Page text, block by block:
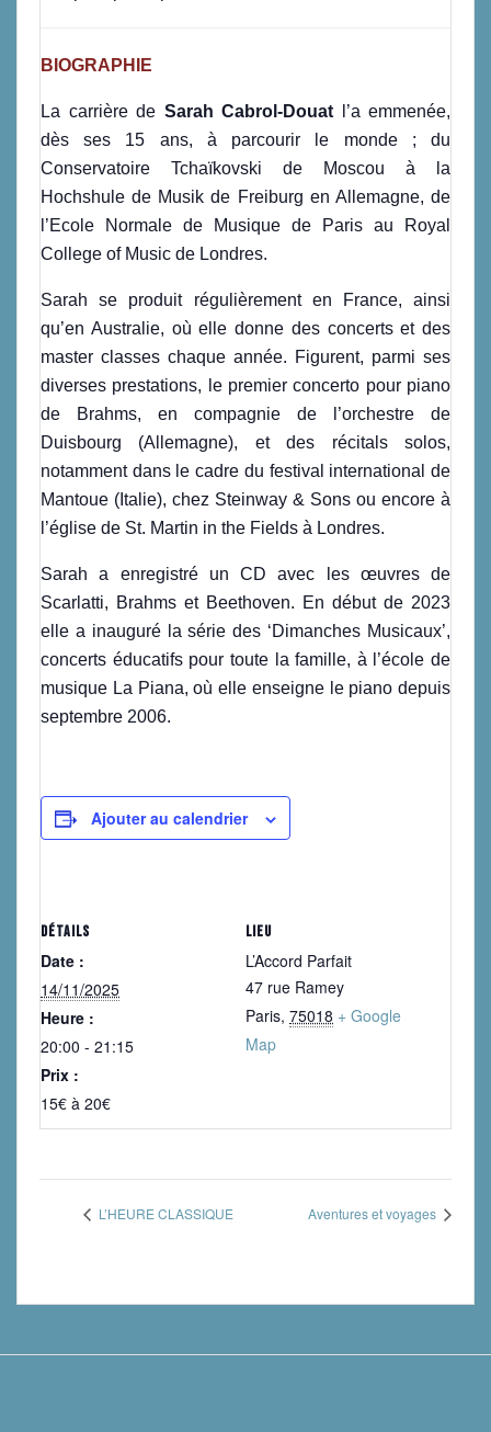
BIOGRAPHIE
La carrière de Sarah Cabrol-Douat l’a emmenée,
dès ses 15 ans, à parcourir le monde ; du
Conservatoire Tchaïkovski de Moscou à la
Hochshule de Musik de Freiburg en Allemagne, de
l’Ecole Normale de Musique de Paris au Royal
College of Music de Londres.
Sarah se produit régulièrement en France, ainsi
qu’en Australie, où elle donne des concerts et des
master classes chaque année. Figurent, parmi ses
diverses prestations, le premier concerto pour piano
de Brahms, en compagnie de l’orchestre de
Duisbourg (Allemagne), et des récitals solos,
notamment dans le cadre du festival international de
Mantoue (Italie), chez Steinway & Sons ou encore à
l’église de St. Martin in the Fields à Londres.
Sarah a enregistré un CD avec les œuvres de
Scarlatti, Brahms et Beethoven. En début de 2023
elle a inauguré la série des ‘Dimanches Musicaux’,
concerts éducatifs pour toute la famille, à l’école de
musique La Piana, où elle enseigne le piano depuis
septembre 2006.
Ajouter au calendrier
DÉTAILS
Date :
14/11/2025
Heure :
20:00 - 21:15
Prix :
15€ à 20€
LIEU
L’Accord Parfait
47 rue Ramey
Paris, 75018 + Google
Map
L’HEURE CLASSIQUE Aventures et voyages